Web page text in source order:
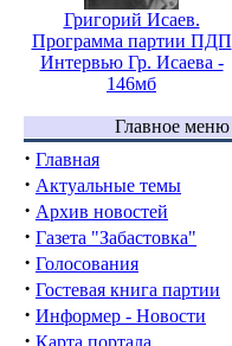
Григорий Исаев.
Программа партии ПДП
Интервью Гр. Исаева -
146мб
Главное меню
· Главная
· Актуальные темы
· Архив новостей
· Газета "Забастовка"
· Голосования
· Гостевая книга партии
· Информер - Новости
· Карта портала